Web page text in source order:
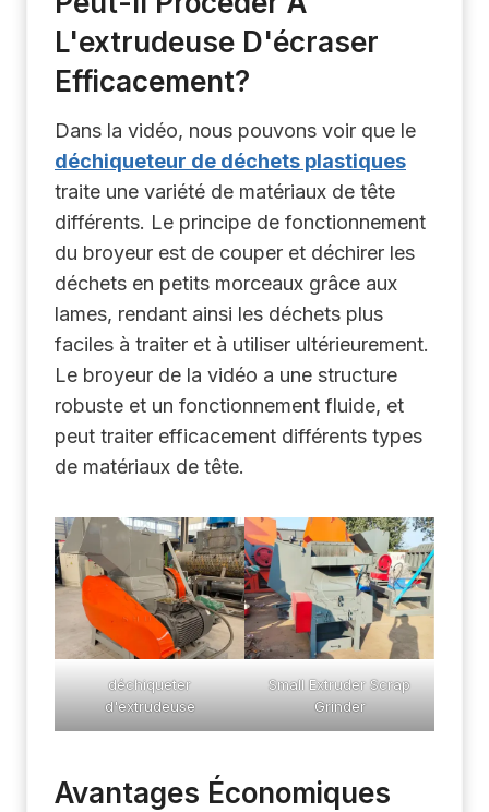
L'extrudeuse D'écraser
Efficacement?
Dans la vidéo, nous pouvons voir que le
déchiqueteur de déchets plastiques
traite une variété de matériaux de tête
différents. Le principe de fonctionnement
du broyeur est de couper et déchirer les
déchets en petits morceaux grâce aux
lames, rendant ainsi les déchets plus
faciles à traiter et à utiliser ultérieurement.
Le broyeur de la vidéo a une structure
robuste et un fonctionnement fluide, et
peut traiter efficacement différents types
de matériaux de tête.
déchiqueter
d'extrudeuse
Small Extruder Scrap
Grinder
Avantages Économiques